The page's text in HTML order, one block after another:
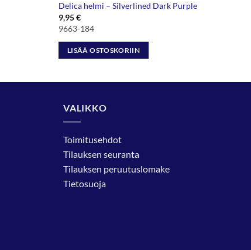
Delica helmi – Silverlined Dark Purple
9,95€
9663-184
LISÄÄ OSTOSKORIIN
VALIKKO
Toimitusehdot
Tilauksen seuranta
Tilauksen peruutuslomake
Tietosuoja